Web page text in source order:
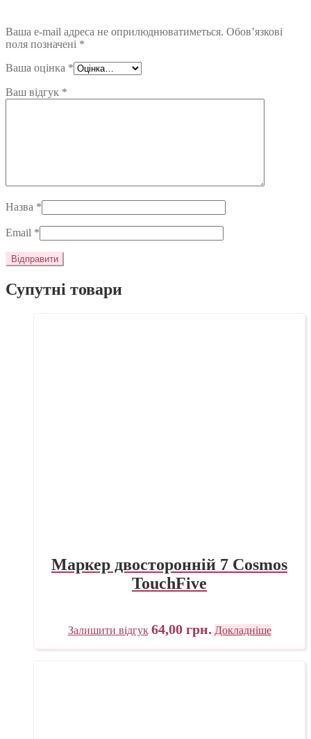
Ваша e-mail адреса не оприлюднюватиметься. Обов’язкові
поля позначені *
Ваша оцінка *
Ваш відгук *
Назва *
Email *
Супутні товари
Маркер двосторонній 7 Cosmos
TouchFive
Залишити відгук 64,00 грн. Докладніше